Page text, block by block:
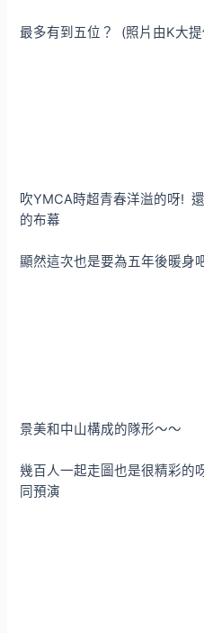
最多有到五位？ (照片由K大
吹YMCA時超青春洋溢的呀!
的布幕
顯然這次也是要為五年後暖身
景美和中山構成的隊形～～
幾百人一起走圖也是很精彩的
同預演